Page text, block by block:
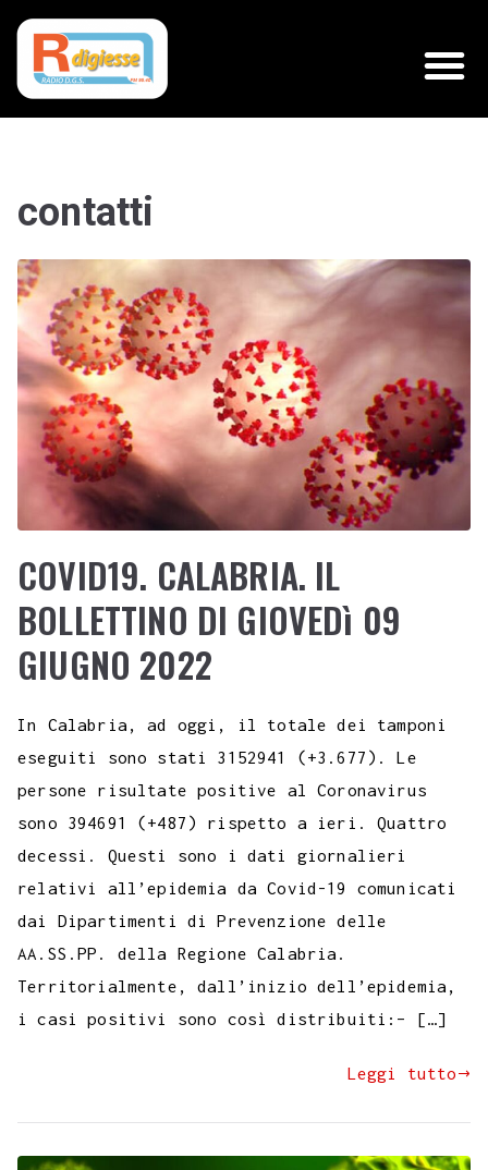
contatti
COVID19. CALABRIA. IL
BOLLETTINO DI GIOVEDì 09
GIUGNO 2022
In Calabria, ad oggi, il totale dei tamponi
eseguiti sono stati 3152941 (+3.677). Le
persone risultate positive al Coronavirus
sono 394691 (+487) rispetto a ieri. Quattro
decessi. Questi sono i dati giornalieri
relativi all’epidemia da Covid-19 comunicati
dai Dipartimenti di Prevenzione delle
AA.SS.PP. della Regione Calabria.
Territorialmente, dall’inizio dell’epidemia,
i casi positivi sono così distribuiti:– […]
Leggi tutto